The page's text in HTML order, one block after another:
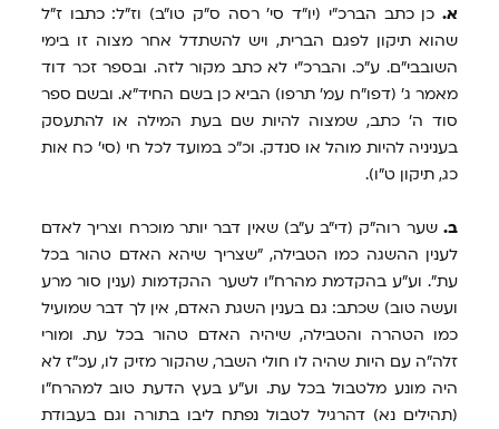
א. כן כתב הברכ"י (יו"ד סי' רסה ס"ק טו"ב) וז"ל: כתבו ז"ל
שהוא תיקון לפגם הברית, ויש להשתדל אחר מצוה זו בימי
השובבי"ם. ע"כ. והברכ"י לא כתב מקור לזה. ובספר זכר דוד
מאמר ג' (דפו"ח עמ' תרפו) הביא כן בשם החיד"א. ובשם ספר
סוד ה' כתב, שמצוה להיות שם בעת המילה או להתעסק
בעניניה להיות מוהל או סנדק. וכ"כ במועד לכל חי (סי' כח אות
כג, תיקון ט"ו).
ב. שער רוה"ק (די"ב ע"ב) שאין דבר יותר מוכרח וצריך לאדם
לענין ההשגה כמו הטבילה, "שצריך שיהא האדם טהור בכל
עת". וע"ע בהקדמת מהרח"ו לשער ההקדמות (ענין סור מרע
ועשה טוב) שכתב: גם בענין השגת האדם, אין לך דבר שמועיל
כמו הטהרה והטבילה, שיהיה האדם טהור בכל עת. ומורי
זלה"ה עם היות שהיה לו חולי השבר, שהקור מזיק לו, עכ"ז לא
היה מונע מלטבול בכל עת. וע"ע בעץ הדעת טוב למהרח"ו
(תהילים נא) דהרגיל לטבול נפתח ליבו בתורה וגם בעבודת